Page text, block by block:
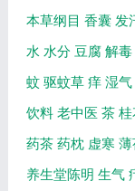
本草纲目 香囊 发
水 水分 豆腐 解毒
蚊 驱蚊草 痒 湿气
饮料 老中医 茶 桂
药茶 药枕 虚寒 薄
养生堂陈明 生气